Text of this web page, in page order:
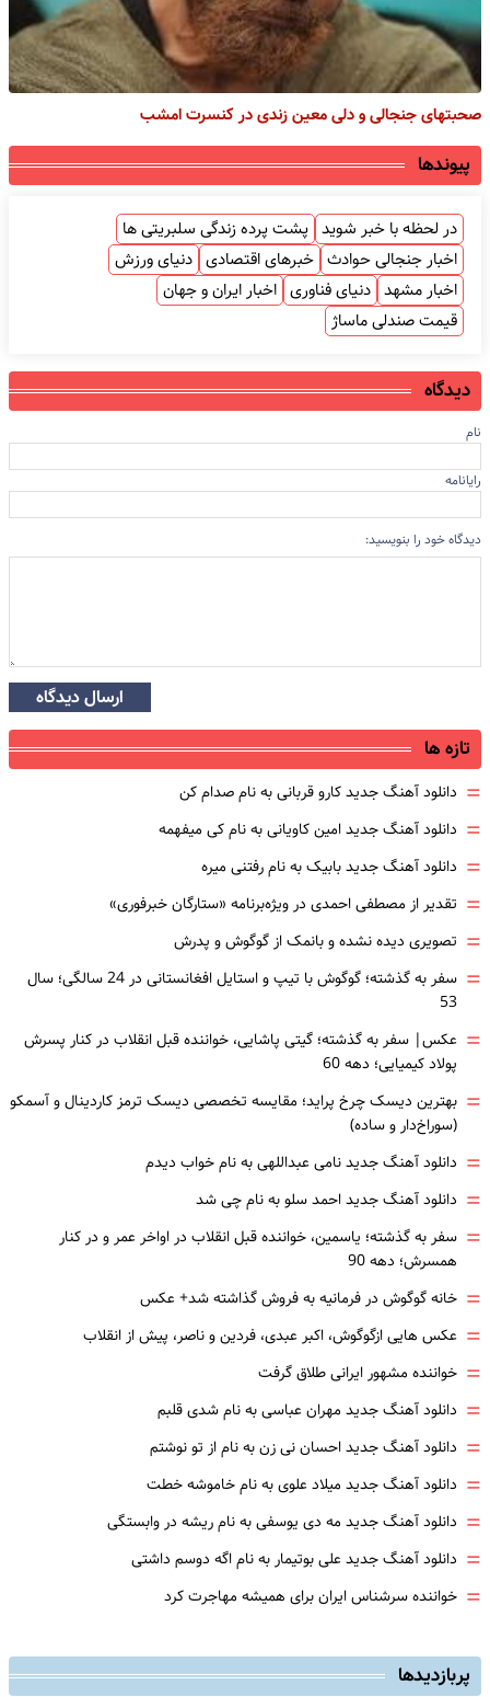
صحبتهای جنجالی و دلى معین زندی در کنسرت امشب
پیوندها
در لحظه با خبر شوید پشت پرده زندگی سلبریتی ها
اخبار جنجالی حوادث خبرهای اقتصادی دنیای ورزش
اخبار مشهد دنیای فناوری اخبار ایران و جهان
قیمت صندلی ماساژ
دیدگاه
نام
رایانامه
دیدگاه خود را بنویسید:
ارسال دیدگاه
تازه ها
= دانلود آهنگ جدید کارو قربانی به نام صدام کن
= دانلود آهنگ جدید امین کاویانی به نام کی میفهمه
= دانلود آهنگ جدید بابیک به نام رفتنی میره
= تقدیر از مصطفی احمدی در ویژه‌برنامه «ستارگان خبرفوری»
= تصویری دیده نشده و بانمک از گوگوش و پدرش
=
سفر به گذشته؛ گوگوش با تیپ و استایل افغانستانی در 24 سالگی؛ سال
53
= عکس| سفر به گذشته؛ گیتی پاشایی، خواننده قبل انقلاب در کنار پسرش
پولاد کیمیایی؛ دهه 60
= بهترین دیسک چرخ پراید؛ مقایسه تخصصی دیسک ترمز کاردینال و آسمکو
(سوراخ‌دار و ساده)
= دانلود آهنگ جدید نامی عبداللهی به نام خواب دیدم
= دانلود آهنگ جدید احمد سلو به نام چی شد
= سفر به گذشته؛ یاسمین، خواننده قبل انقلاب در اواخر عمر و در کنار
همسرش؛ دهه 90
= خانه گوگوش در فرمانیه به فروش گذاشته شد+ عکس
= عکس هایی ازگوگوش، اکبر عبدی، فردین و ناصر، پیش از انقلاب
= خواننده مشهور ایرانی طلاق گرفت
= دانلود آهنگ جدید مهران عباسی به نام شدی قلبم
= دانلود آهنگ جدید احسان نی زن به نام از تو نوشتم
= دانلود آهنگ جدید میلاد علوی به نام خاموشه خطت
= دانلود آهنگ جدید مه دی یوسفی به نام ریشه در وابستگی
= دانلود آهنگ جدید علی بوتیمار به نام اگه دوسم داشتی
= خواننده سرشناس ایران برای همیشه مهاجرت کرد
پربازدیدها